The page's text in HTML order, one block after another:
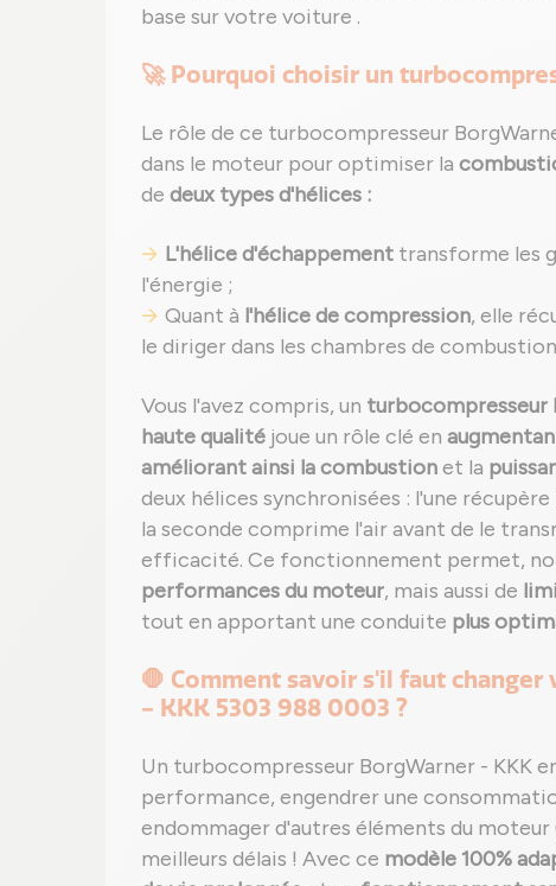
base sur votre voiture .
🚀 Pourquoi choisir un
Le rôle de ce turbocompresseur
dans le moteur pour optimiser la
de deux types d'hélices :
L'hélice d'échappement transforme les
l'énergie ;
Quant à l'hélice de compression, elle
le diriger dans les chambres de
Vous l'avez compris, un turbocompresseur
haute qualité joue un rôle clé en
améliorant ainsi la combustionet la
deux hélices synchronisées : l'une
la seconde comprime l'air avant de le
efficacité. Ce fonctionnement permet,
performances du moteur, mais aussi de
tout en apportant une conduite plus
🛑 Comment savoir s'il faut
- KKK 5303 988 0003 ?
Un turbocompresseur BorgWarner - KKK
performance, engendrer une
endommager d'autres éléments du moteur
meilleurs délais ! Avec ce modèle 100%